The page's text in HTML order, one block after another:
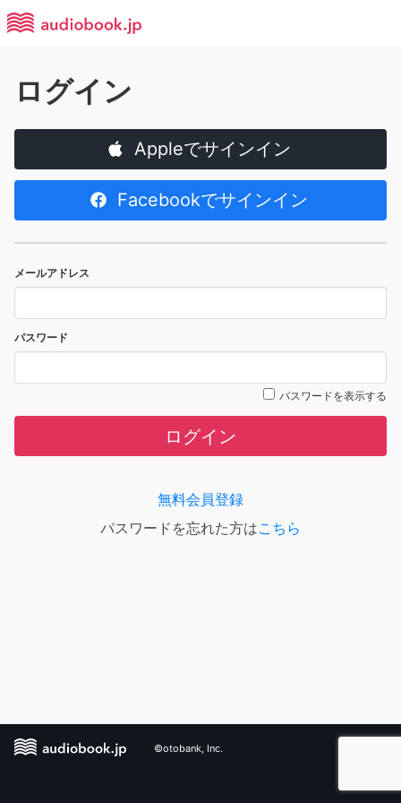
ログイン
Appleでサインイン
Facebookでサインイン
メールアドレス
パスワード
パスワードを表示する
ログイン
無料会員登録
パスワードを忘れた方はこちら
©otobank, Inc.